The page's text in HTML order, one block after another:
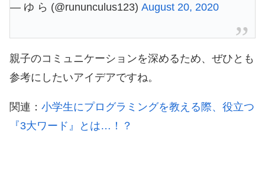
— ゆ ら (@rununculus123) August 20, 2020
親子のコミュニケーションを深めるため、ぜひとも
参考にしたいアイデアですね。
関連： 小学生にプログラミングを教える際、役立つ
『3大ワード』とは…！？